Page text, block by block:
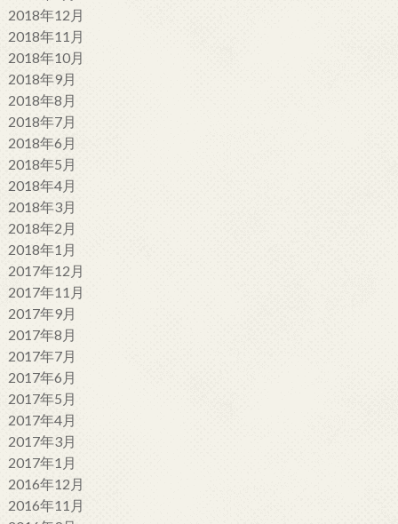
2018年12月
2018年11月
2018年10月
2018年9月
2018年8月
2018年7月
2018年6月
2018年5月
2018年4月
2018年3月
2018年2月
2018年1月
2017年12月
2017年11月
2017年9月
2017年8月
2017年7月
2017年6月
2017年5月
2017年4月
2017年3月
2017年1月
2016年12月
2016年11月